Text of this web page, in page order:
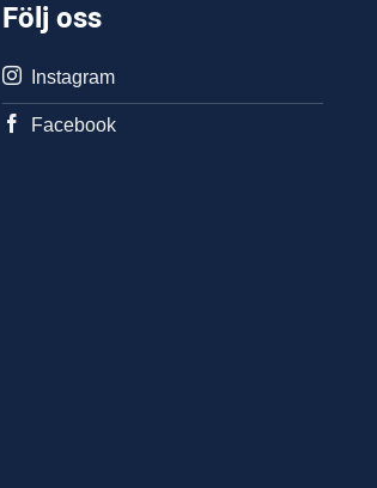
Följ oss
Instagram
Facebook